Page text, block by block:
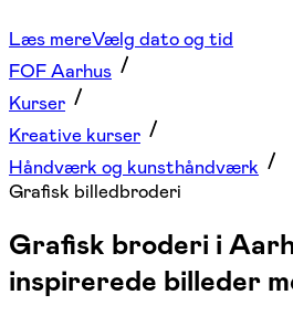
Læs mereVælg dato og tid
FOF Aarhus
Kurser
Kreative kurser
Håndværk og kunsthåndværk
Grafisk billedbroderi
Grafisk broderi i
inspirerede billeder